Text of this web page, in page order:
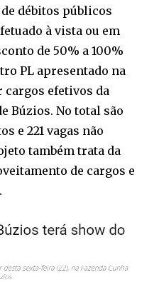
débitos públicos
à vista ou em
de 50% a 100%
PL apresentado na
efetivos da
Búzios. No total são
e 221 vagas não
também trata da
de cargos e